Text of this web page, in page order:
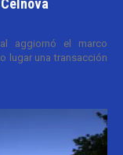
aggiornó el marco
lugar una transacción